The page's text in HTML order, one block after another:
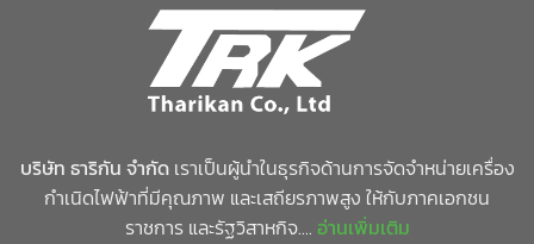
บริษัท ธาริกัน จำกัดเราเป็นผู้นำในธุรกิจด้านการจัดจำหน่ายเครื่อง
กำเนิดไฟฟ้าที่มีคุณภาพ และเสถียรภาพสูง ให้กับภาคเอกชน
ราชการ และรัฐวิสาหกิจ.... อ่านเพิ่มเติม